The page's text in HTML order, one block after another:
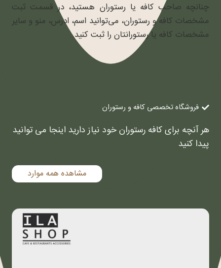
چنانچه صاحب کافه یا رستوران هستید، در قسمت ثبت
مشخصات کافه و رستوران، می‌توانید اسم، ادرس، منو و سایر
مشخصات کافه یا رستورانتان را ثبت کنید.
فروشگاه تخصصی کافه و رستوران
هر آنچه برای کافه رستوران خود نیاز دارید اینجا می توانید
پیدا کنید
مشاهده همه موارد